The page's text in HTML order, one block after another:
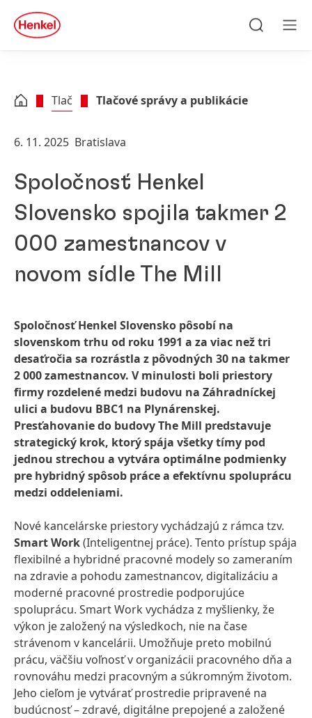
Skip to footer
quick
search
Tlač Tlačové správy a publikácie
6. 11. 2025 Bratislava
Spoločnosť Henkel
Slovensko spojila takmer 2
000 zamestnancov v
novom sídle The Mill
Spoločnosť Henkel Slovensko pôsobí na
slovenskom trhu od roku 1991 a za viac než tri
desaťročia sa rozrástla z pôvodných 30 na takmer
2 000 zamestnancov. V minulosti boli priestory
firmy rozdelené medzi budovu na Záhradníckej
ulici a budovu BBC1 na Plynárenskej.
Presťahovanie do budovy The Mill predstavuje
strategický krok, ktorý spája všetky tímy pod
jednou strechou a vytvára optimálne podmienky
pre hybridný spôsob práce a efektívnu spoluprácu
medzi oddeleniami.
Nové kancelárske priestory vychádzajú z rámca tzv.
Smart Work(Inteligentnej práce). Tento prístup spája
flexibilné a hybridné pracovné modely so zameraním
na zdravie a pohodu zamestnancov, digitalizáciu a
moderné pracovné prostredie podporujúce
spoluprácu. Smart Work vychádza z myšlienky, že
výkon je založený na výsledkoch, nie na čase
strávenom v kancelárii. Umožňuje preto mobilnú
prácu, väčšiu voľnosť v organizácii pracovného dňa a
rovnováhu medzi pracovným a súkromným životom.
Jeho cieľom je vytvárať prostredie pripravené na
budúcnosť – zdravé, digitálne prepojené a založené